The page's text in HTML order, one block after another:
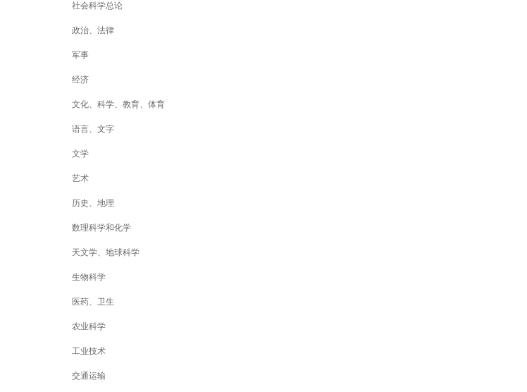
社会科学总论
政治、法律
军事
经济
文化、科学、教育、体育
语言、文字
文学
艺术
历史、地理
数理科学和化学
天文学、地球科学
生物科学
医药、卫生
农业科学
工业技术
交通运输